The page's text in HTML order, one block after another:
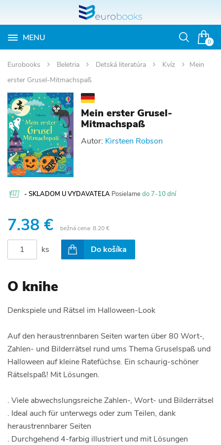
0
MENU
Otvoriť
Eurobooks Beletria Detská literatúra Kvíz
Mein
erster Grusel-Mitmachspaß
Mein erster Grusel-
Mitmachspaß
Autor: Kirsteen Robson
- SKLADOM U VYDAVATEĽA Posielamedo 7-10 dní
7.38 € bežná cena: 8.20 €
ks Do košíka
O knihe
Denkspiele und Rätsel im Halloween-Look
Auf den heraustrennbaren Seiten warten über 80 Wort-,
Zahlen- und Bilderrätsel rund ums Thema Gruselspaß und
Halloween auf kleine Ratefüchse. Ein schaurig-schöner
Rätselspaß! Mit Lösungen.
. Viele abwechslungsreiche Zahlen-, Wort- und Bilderrätsel
. Ideal auch für unterwegs oder zum Teilen, dank
heraustrennbarer Seiten
. Durchgehend 4-farbig illustriert und mit Lösungen